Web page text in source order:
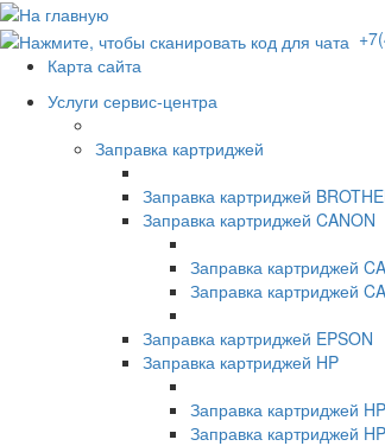
Карта сайта
Услуги сервис-центра
Заправка картриджей
Заправка картриджей
Заправка картриджей CANON
Заправка картриджей
Заправка картриджей
Заправка картриджей EPSON
Заправка картриджей HP
Заправка картриджей
Заправка картриджей